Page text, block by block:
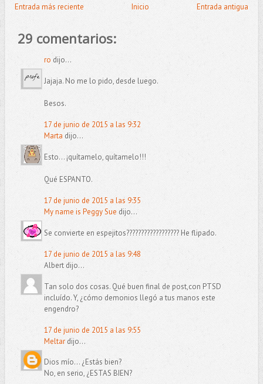
Entrada más reciente Entrada antigua
Inicio
29 comentarios:
ro dijo...
Jajaja. No me lo pido, desde luego.
Besos.
17 de junio de 2015 a las 9:32
Marta dijo...
Esto... ¡quítamelo, quítamelo!!!
Qué ESPANTO.
17 de junio de 2015 a las 9:35
My name is Peggy Sue dijo...
Se convierte en espejitos?????????????????? He flipado.
17 de junio de 2015 a las 9:48
Albert dijo...
Tan solo dos cosas. Qué buen final de post,con PTSD
incluído. Y, ¿cómo demonios llegó a tus manos este
engendro?
17 de junio de 2015 a las 9:55
Meltardijo...
Dios mío... ¿Estás bien?
No, en serio, ¿ESTAS BIEN?